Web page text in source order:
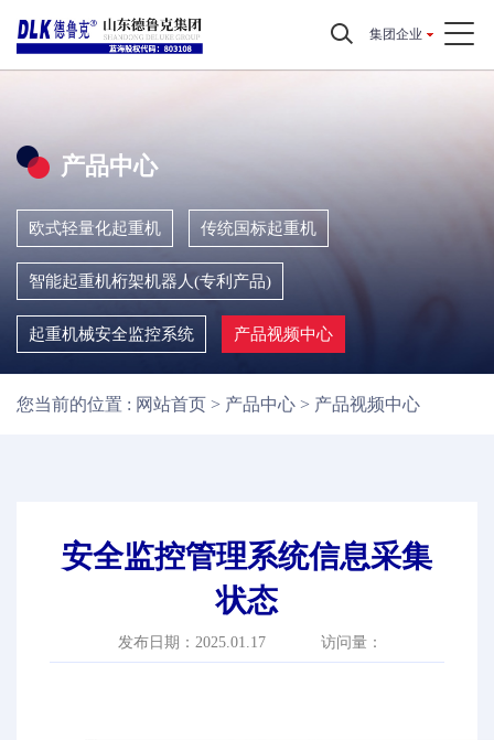
集团企业
产品中心
欧式轻量化起重机 传统国标起重机
智能起重机桁架机器人(专利产品)
起重机械安全监控系统 产品视频中心
您当前的位置 : 网站首页 > 产品中心 > 产品视频中心
安全监控管理系统信息采集
状态
发布日期：2025.01.17 访问量：